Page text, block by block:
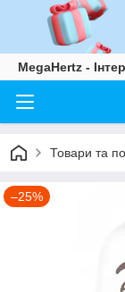
MegaHertz -
Товари та
–25%